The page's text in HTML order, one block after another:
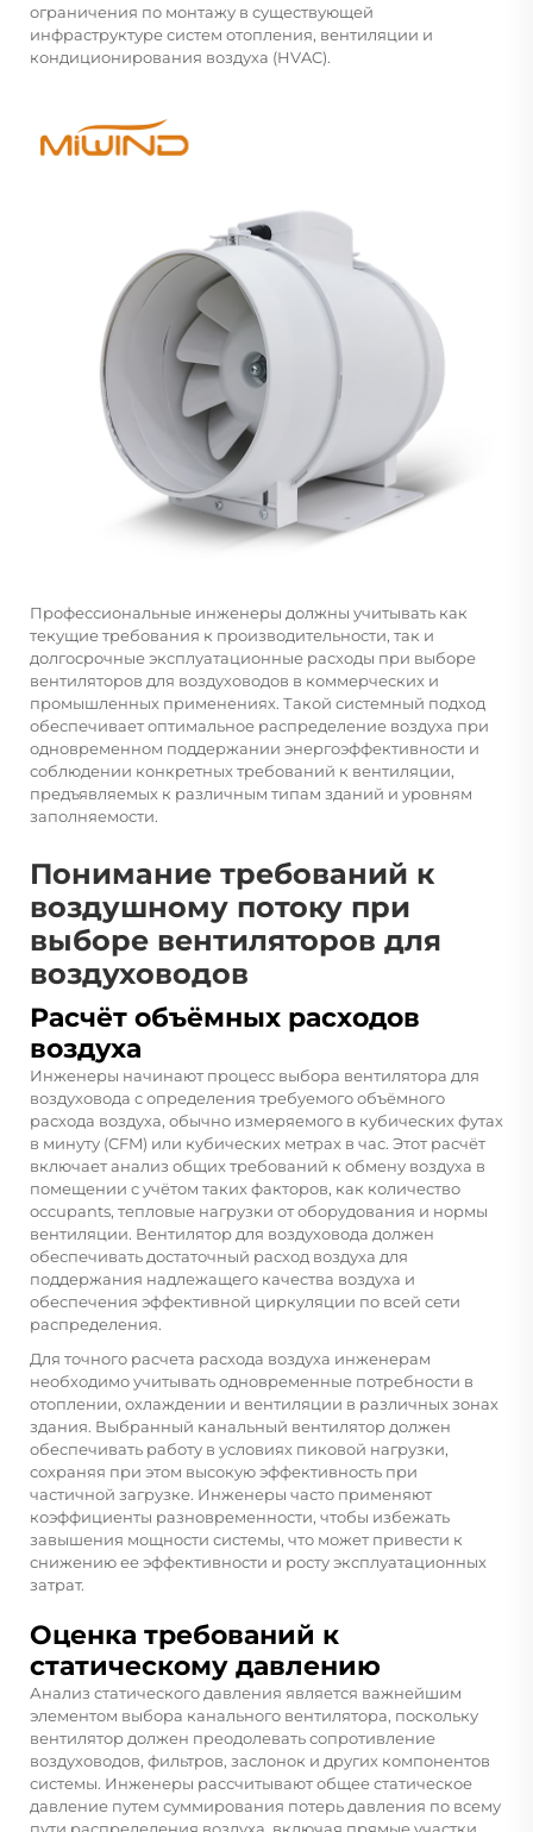
ограничения по монтажу в существующей
инфраструктуре систем отопления, вентиляции и
кондиционирования воздуха (HVAC).
Профессиональные инженеры должны учитывать как
текущие требования к производительности, так и
долгосрочные эксплуатационные расходы при выборе
вентиляторов для воздуховодов в коммерческих и
промышленных применениях. Такой системный подход
обеспечивает оптимальное распределение воздуха при
одновременном поддержании энергоэффективности и
соблюдении конкретных требований к вентиляции,
предъявляемых к различным типам зданий и уровням
заполняемости.
Понимание требований к
воздушному потоку при
выборе вентиляторов для
воздуховодов
Расчёт объёмных расходов
воздуха
Инженеры начинают процесс выбора вентилятора для
воздуховода с определения требуемого объёмного
расхода воздуха, обычно измеряемого в кубических футах
в минуту (CFM) или кубических метрах в час. Этот расчёт
включает анализ общих требований к обмену воздуха в
помещении с учётом таких факторов, как количество
occupants, тепловые нагрузки от оборудования и нормы
вентиляции. Вентилятор для воздуховода должен
обеспечивать достаточный расход воздуха для
поддержания надлежащего качества воздуха и
обеспечения эффективной циркуляции по всей сети
распределения.
Для точного расчета расхода воздуха инженерам
необходимо учитывать одновременные потребности в
отоплении, охлаждении и вентиляции в различных зонах
здания. Выбранный канальный вентилятор должен
обеспечивать работу в условиях пиковой нагрузки,
сохраняя при этом высокую эффективность при
частичной загрузке. Инженеры часто применяют
коэффициенты разновременности, чтобы избежать
завышения мощности системы, что может привести к
снижению ее эффективности и росту эксплуатационных
затрат.
Оценка требований к
статическому давлению
Анализ статического давления является важнейшим
элементом выбора канального вентилятора, поскольку
вентилятор должен преодолевать сопротивление
воздуховодов, фильтров, заслонок и других компонентов
системы. Инженеры рассчитывают общее статическое
давление путем суммирования потерь давления по всему